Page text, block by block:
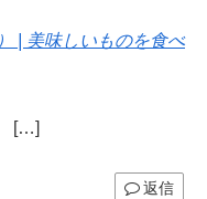
| 美味しいものを食べ
[…]
返信